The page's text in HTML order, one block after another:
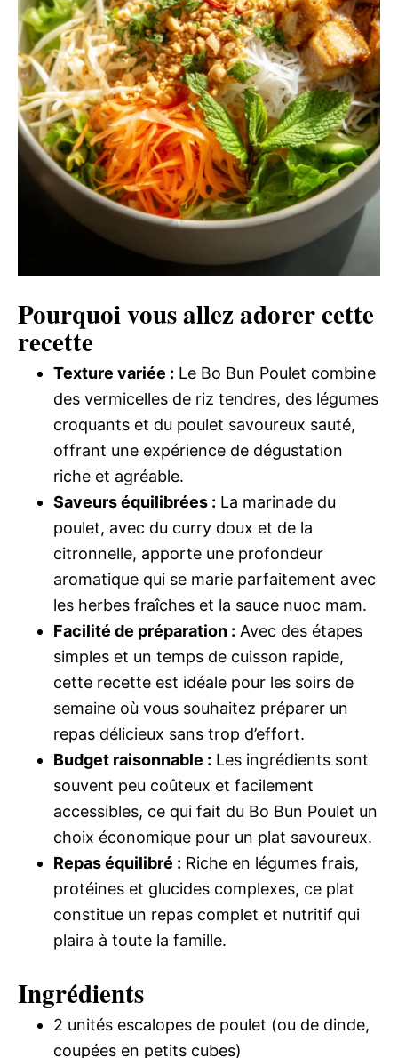
Pourquoi vous allez adorer cette
recette
Texture variée : Le Bo Bun Poulet combine
des vermicelles de riz tendres, des légumes
croquants et du poulet savoureux sauté,
offrant une expérience de dégustation
riche et agréable.
Saveurs équilibrées : La marinade du
poulet, avec du curry doux et de la
citronnelle, apporte une profondeur
aromatique qui se marie parfaitement avec
les herbes fraîches et la sauce nuoc mam.
Facilité de préparation : Avec des étapes
simples et un temps de cuisson rapide,
cette recette est idéale pour les soirs de
semaine où vous souhaitez préparer un
repas délicieux sans trop d’effort.
Budget raisonnable : Les ingrédients sont
souvent peu coûteux et facilement
accessibles, ce qui fait du Bo Bun Poulet un
choix économique pour un plat savoureux.
Repas équilibré : Riche en légumes frais,
protéines et glucides complexes, ce plat
constitue un repas complet et nutritif qui
plaira à toute la famille.
Ingrédients
2 unités escalopes de poulet (ou de dinde,
coupées en petits cubes)